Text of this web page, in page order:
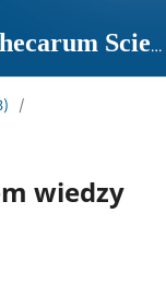
AUPC Studia ad Bibliothecarum Scientiam Pertinentia
/
wiedzy